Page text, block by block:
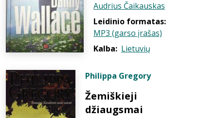
Audrius Čaikauskas
Leidinio formatas:
MP3 (garso įrašas)
Kalba: Lietuvių
Philippa Gregory
Žemiškieji
džiaugsmai